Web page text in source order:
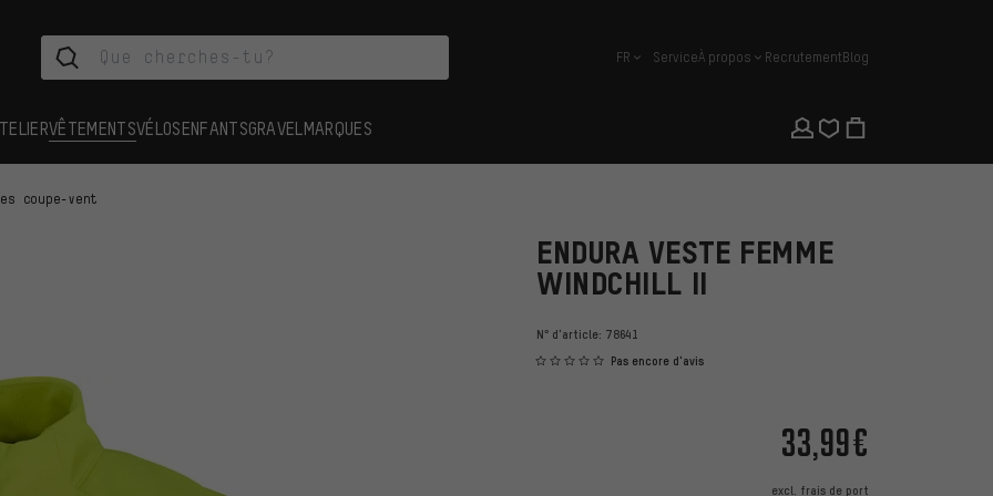
français
FR ServiceÀ propos RecrutementBlog
VÊTEMENTSVÉLOSENFANTSGRAVEL MARQUES
coupe-vent
ENDURA VESTE FEMME
WINDCHILL II
N° d'article: 78641
Pas encore d'avis
33,99€
excl. frais de port